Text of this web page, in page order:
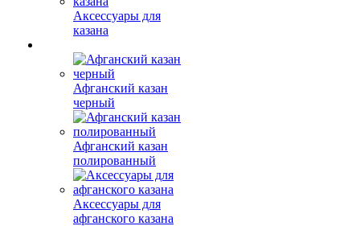
Аксессуары для
казана
Афганский казан
черный
Афганский казан
полированный
Аксессуары для
афганского казана